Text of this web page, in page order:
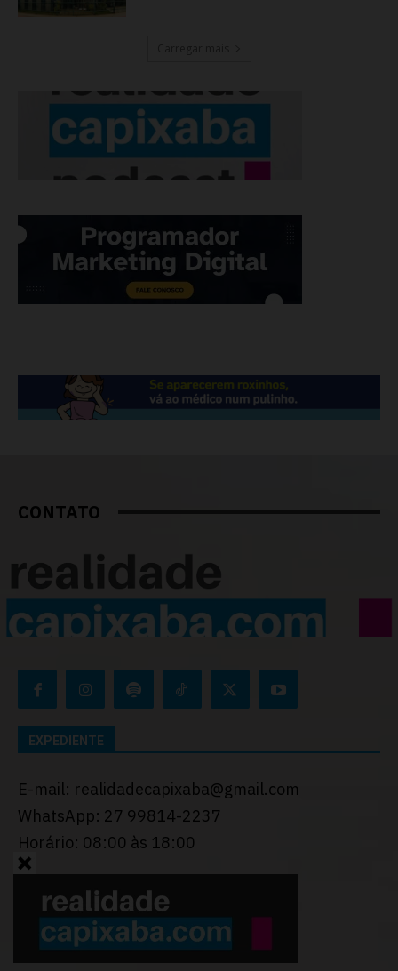
CONTATO
EXPEDIENTE
E-mail: realidadecapixaba@gmail.com
WhatsApp: 27 99814-2237
Horário: 08:00 às 18:00
Desenvolvido porThiago Programador